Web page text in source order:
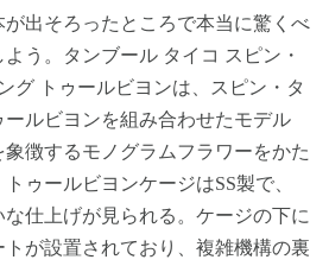
出そろったところで本当に驚くべ
う。タンブール タイコ スピン・
グ トゥールビヨンは、スピン・タ
ルビヨンを組み合わせたモデル
徴するモノグラムフラワーをかた
ゥールビヨンケージはSS製で、
仕上げが見られる。ケージの下に
が設置されており、複雑機構の裏